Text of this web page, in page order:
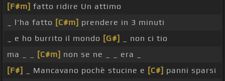
[F#m] fatto ridire Un attimo
_ l'ha fatto [C#m] prendere in 3 minuti
_ e ho burrito il mondo [G#]
_ non ci tio
ma _ _
[C#m] non se ne _ _ era _
[F#]
_ Mancavano pochè stucine e [C#] panni sparsi